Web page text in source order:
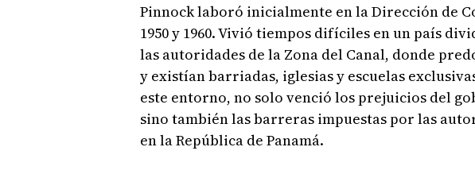
Pinnock laboró inicialmente en la Dirección de
1950 y 1960. Vivió tiempos difíciles en un país
las autoridades de la Zona del Canal, donde
y existían barriadas, iglesias y escuelas
este entorno, no solo venció los prejuicios del
sino también las barreras impuestas por las
en la República de Panamá.